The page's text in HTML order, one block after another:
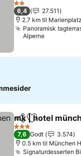
2 Stjerner
6,4
27.511
2.7 km til Marienplatz
Panoramisk
Alperne
Del Føj til
mk | hotel
3 Stjerner
7,6 Godt
3.574
0.5 km til München
Signaturdesserten